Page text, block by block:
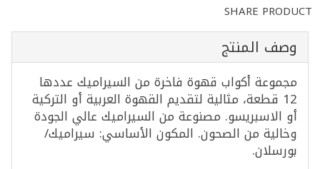
SHARE PRODUCT
وصف المنتج
مجموعة أكواب قهوة فاخرة من السيراميك عددها
12 قطعة، مثالية لتقديم القهوة العربية أو التركية
أو الاسبريسو. مصنوعة من السيراميك عالي الجودة
وخالية من الصحون. المكون الأساسي: سيراميك/
بورسلان.